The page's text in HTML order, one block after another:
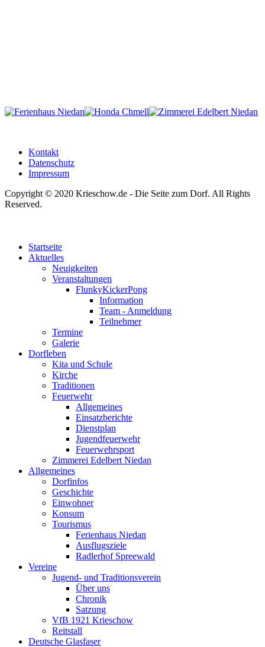
Kontakt
Datenschutz
Impressum
Copyright © 2020 Krieschow.de - Die Seite zum Dorf. All Rights
Reserved.
Startseite
Aktuelles
Neuigkeiten
Veranstaltungen
FlunkyKickerPong
Information
Team - Anmeldung
Teilnehmer
Termine
Galerie
Dorfleben
Kita und Schule
Kirche
Traditionen
Feuerwehr
Allgemeines
Einsatzberichte
Dienstplan
Jugendfeuerwehr
Feuerwehrsport
Zimmerei Edelbert Niedan
Allgemeines
Dorfinfos
Geschichte
Einwohner
Konsum
Tourismus
Ferienhaus Niedan
Ausflugsziele
Radlerhof Spreewald
Vereine
Jugend- und Traditionsverein
Über uns
Chronik
Satzung
VfB 1921 Krieschow
Reitstall
Deutsche Glasfaser